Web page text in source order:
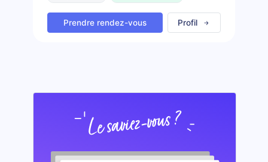
Prendre rendez-vous Profil